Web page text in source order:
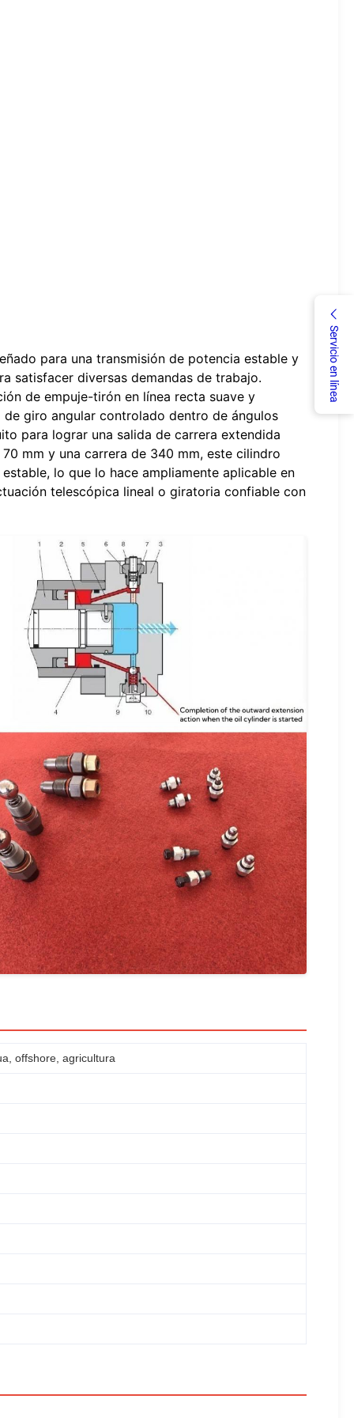
Servicio en línea
para una transmisión de potencia estable y
satisfacer diversas demandas de trabajo.
de empuje-tirón en línea recta suave y
giro angular controlado dentro de ángulos
para lograr una salida de carrera extendida
mm y una carrera de 340 mm, este cilindro
lo que lo hace ampliamente aplicable en
telescópica lineal o giratoria confiable con
offshore, agricultura